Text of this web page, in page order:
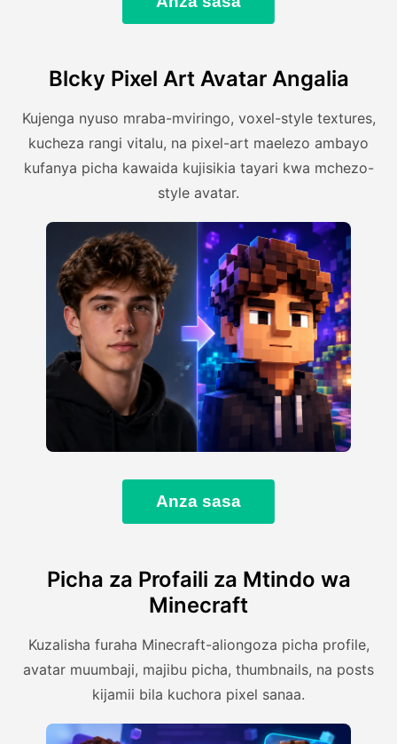
Blcky Pixel Art Avatar Angalia
Kujenga nyuso mraba-mviringo, voxel-style textures,
kucheza rangi vitalu, na pixel-art maelezo ambayo
kufanya picha kawaida kujisikia tayari kwa mchezo-
style avatar.
Anza sasa
Picha za Profaili za Mtindo wa
Minecraft
Kuzalisha furaha Minecraft-aliongoza picha profile,
avatar muumbaji, majibu picha, thumbnails, na posts
kijamii bila kuchora pixel sanaa.